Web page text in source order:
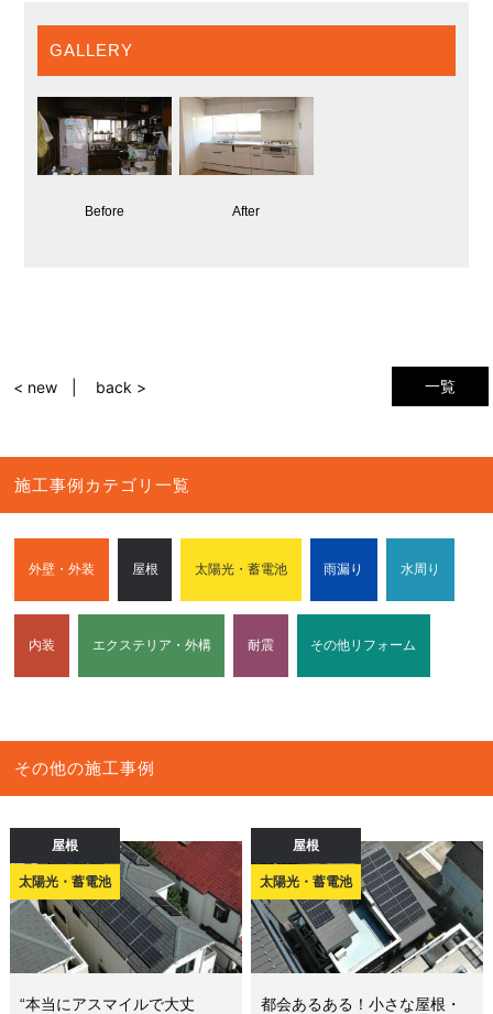
GALLERY
Before After
一覧
< new back >
施工事例カテゴリ一覧
外壁・外装 屋根 太陽光・蓄電池 雨漏り 水周り
内装 エクステリア・外構 耐震 その他リフォーム
その他の施工事例
屋根
太陽光・蓄電池
“本当にアスマイルで大丈
屋根
太陽光・蓄電池
都会あるある！小さな屋根・